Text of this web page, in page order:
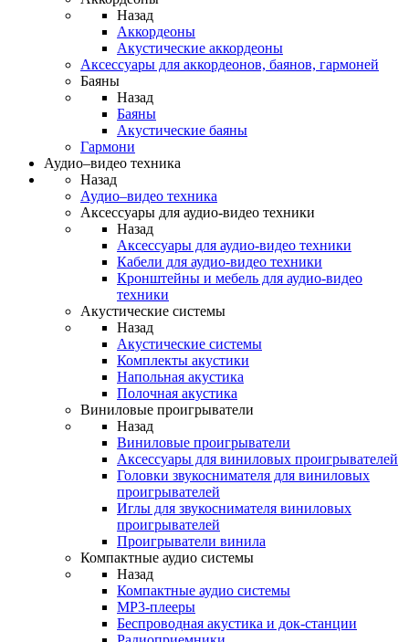
Назад
Аккордеоны
Акустические аккордеоны
Аксессуары для аккордеонов, баянов, гармоней
Баяны
Назад
Баяны
Акустические баяны
Гармони
Аудио–видео техника
Назад
Аудио–видео техника
Аксессуары для аудио-видео техники
Назад
Аксессуары для аудио-видео техники
Кабели для аудио-видео техники
Кронштейны и мебель для аудио-видео
техники
Акустические системы
Назад
Акустические системы
Комплекты акустики
Напольная акустика
Полочная акустика
Виниловые проигрыватели
Назад
Виниловые проигрыватели
Аксессуары для виниловых проигрывателей
Головки звукоснимателя для виниловых
проигрывателей
Иглы для звукоснимателя виниловых
проигрывателей
Проигрыватели винила
Компактные аудио системы
Назад
Компактные аудио системы
MP3-плееры
Беспроводная акустика и док-станции